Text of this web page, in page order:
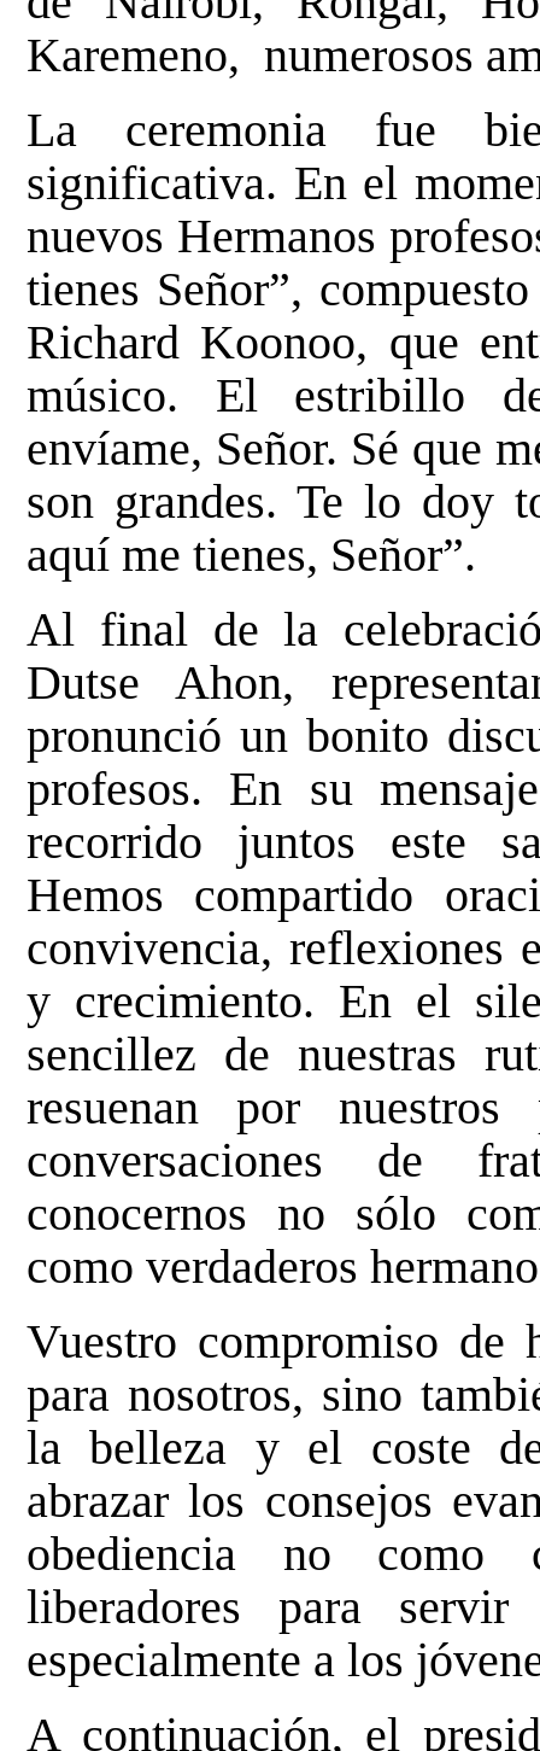
Karemeno, numerosos
La ceremonia fue
significativa. En el
nuevos Hermanos
tienes Señor”,
Richard Koonoo, que
músico. El estribillo
envíame, Señor. Sé que
son grandes. Te lo doy
aquí me tienes, Señor”.
Al final de la
Dutse Ahon,
pronunció un bonito
profesos. En su
recorrido juntos este
Hemos compartido
convivencia, reflexiones
y crecimiento. En el
sencillez de nuestras
resuenan por
conversaciones de
conocernos no sólo
como verdaderos
Vuestro compromiso de
para nosotros, sino
la belleza y el coste
abrazar los consejos
obediencia no como
liberadores para
especialmente a los
A continuación, el